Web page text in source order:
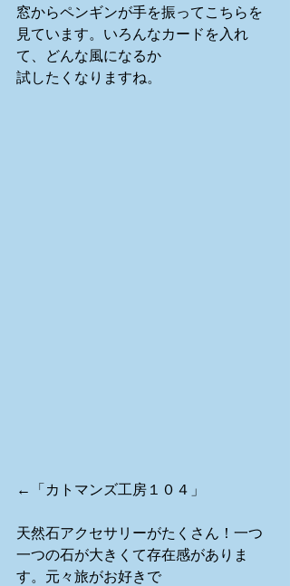
窓からペンギンが手を振ってこちらを
見ています。いろんなカードを入れ
て、どんな風になるか
試したくなりますね。
←「カトマンズ工房１０４」
天然石アクセサリーがたくさん！一つ
一つの石が大きくて存在感がありま
す。元々旅がお好きで